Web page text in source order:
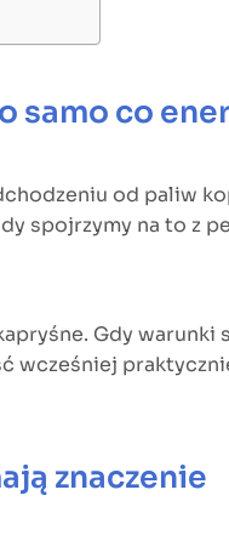
samo co
od paliw
spojrzymy na to z
Gdy
znaczenie